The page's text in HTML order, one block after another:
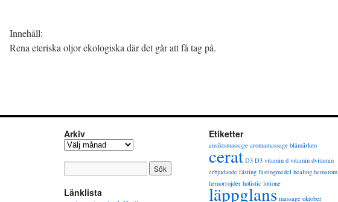
Innehåll:
Rena eteriska oljor ekologiska där det går att få tag på.
Arkiv
Arkiv
Länklista
Etiketter
ansiktsmassage aromamassage blåmärken
cerat D3 D3 vitamin d vitamin dvitamin
erbjudande fästing fästingmedel healing hematom
hemorrojder holistic lotione
läppglans massage oktober